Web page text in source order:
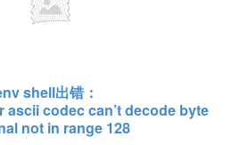
shell出错：
codec can’t decode byte
not in range 128